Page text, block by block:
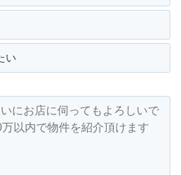
い